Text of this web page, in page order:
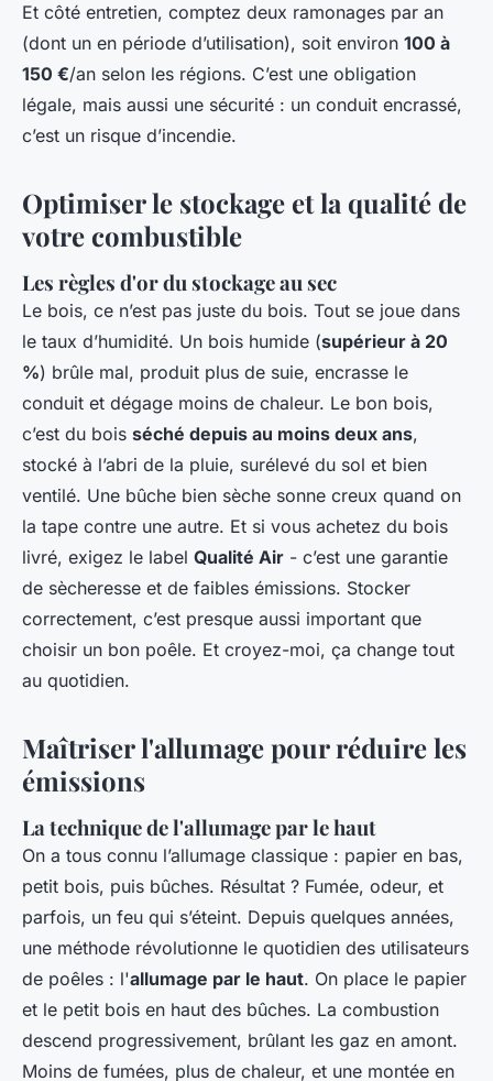
Et côté entretien, comptez deux ramonages par an
(dont un en période d’utilisation), soit environ 100 à
150 €/an selon les régions. C’est une obligation
légale, mais aussi une sécurité : un conduit encrassé,
c’est un risque d’incendie.
Optimiser le stockage et la qualité de
votre combustible
Les règles d'or du stockage au sec
Le bois, ce n’est pas juste du bois. Tout se joue dans
le taux d’humidité. Un bois humide (supérieur à 20
%) brûle mal, produit plus de suie, encrasse le
conduit et dégage moins de chaleur. Le bon bois,
c’est du bois séché depuis au moins deux ans,
stocké à l’abri de la pluie, surélevé du sol et bien
ventilé. Une bûche bien sèche sonne creux quand on
la tape contre une autre. Et si vous achetez du bois
livré, exigez le label Qualité Air - c’est une garantie
de sècheresse et de faibles émissions. Stocker
correctement, c’est presque aussi important que
choisir un bon poêle. Et croyez-moi, ça change tout
au quotidien.
Maîtriser l'allumage pour réduire les
émissions
La technique de l'allumage par le haut
On a tous connu l’allumage classique : papier en bas,
petit bois, puis bûches. Résultat ? Fumée, odeur, et
parfois, un feu qui s’éteint. Depuis quelques années,
une méthode révolutionne le quotidien des utilisateurs
de poêles : l'allumage par le haut. On place le papier
et le petit bois en haut des bûches. La combustion
descend progressivement, brûlant les gaz en amont.
Moins de fumées, plus de chaleur, et une montée en